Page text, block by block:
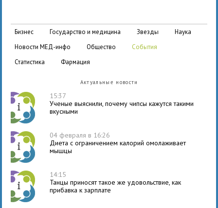
бизнес государство и медицина звезды
наука
новости МЕД-инфо
общество
события
статистика
фармация
Актуальные новости
15:37
Ученые выяснили, почему чипсы кажутся такими
вкусными
04 февраля в 16:26
Диета с ограничением калорий омолаживает
мышцы
14:15
Танцы приносят такое же удовольствие, как
прибавка к зарплате